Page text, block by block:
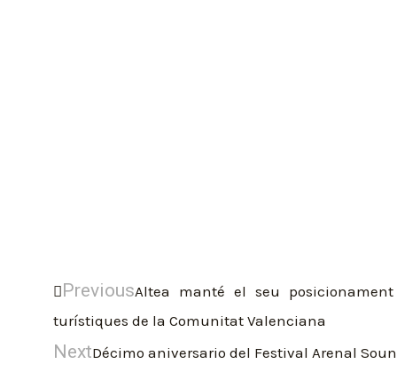
PreviousAltea manté el seu
turístiques de la Comunitat Valenciana
NextDécimo aniversario del Festival Arenal